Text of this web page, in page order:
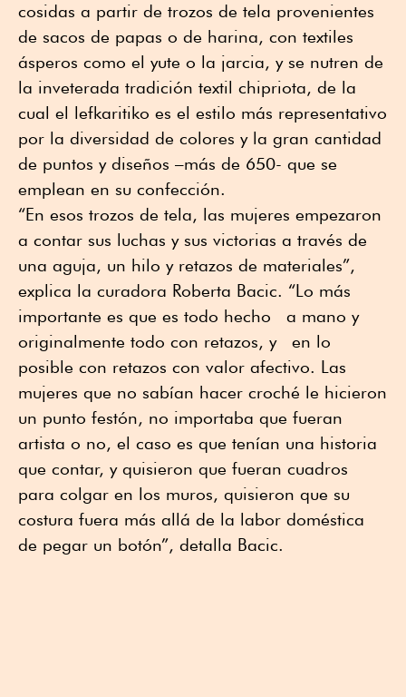
cosidas a partir de trozos de tela provenientes
de sacos de papas o de harina, con textiles
ásperos como el yute o la jarcia, y se nutren de
la inveterada tradición textil chipriota, de la
cual el lefkaritiko es el estilo más representativo
por la diversidad de colores y la gran cantidad
de puntos y diseños –más de 650- que se
emplean en su confección.
“En esos trozos de tela, las mujeres empezaron
a contar sus luchas y sus victorias a través de
una aguja, un hilo y retazos de materiales”,
explica la curadora Roberta Bacic. “Lo más
importante es que es todo hecho a mano y
originalmente todo con retazos, y en lo
posible con retazos con valor afectivo. Las
mujeres que no sabían hacer croché le hicieron
un punto festón, no importaba que fueran
artista o no, el caso es que tenían una historia
que contar, y quisieron que fueran cuadros
para colgar en los muros, quisieron que su
costura fuera más allá de la labor doméstica
de pegar un botón”, detalla Bacic.